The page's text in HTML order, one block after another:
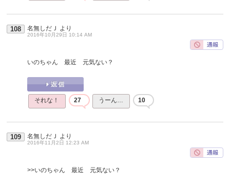
108 名無しだＪ より
2016年10月29日 10:14 AM
いのちゃん 最近 元気ない？
それな！ 27 うーん… 10
109 名無しだＪ より
2016年11月2日 12:23 AM
>>いのちゃん 最近 元気ない？